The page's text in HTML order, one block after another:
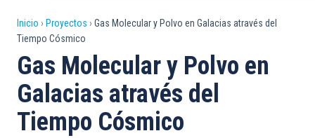
Sobrescribir
enlaces
de
ayuda
a
Inicio Proyectos
Gas Molecular y Polvo en Galacias através del
Tiempo Cósmico
Gas Molecular y Polvo en
Galacias através del
Tiempo Cósmico